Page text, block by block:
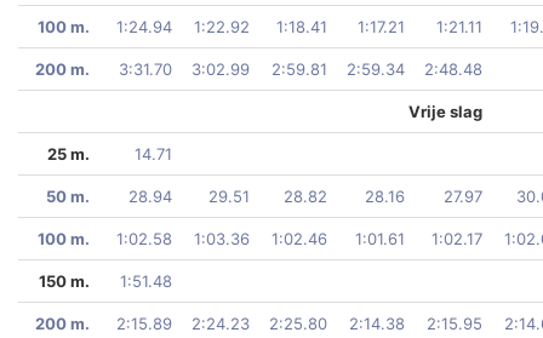
100 m. 1:24.94 1:22.92 1:18.41 1:17.21 1:21.11
200 m. 3:31.70 3:02.99 2:59.81 2:59.34 2:48.48
Vrije slag
25 m. 14.71
50 m. 28.94 29.51 28.82 28.16 27.97
100 m. 1:02.58 1:03.36 1:02.46 1:01.61 1:02.17
150 m. 1:51.48
200 m. 2:15.89 2:24.23 2:25.80 2:14.38 2:15.95